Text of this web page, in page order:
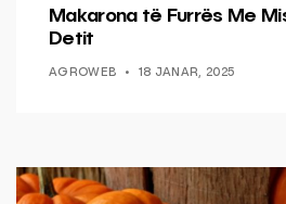
Makarona të Furrës Me
Detit
AGROWEB 18 JANAR, 2025